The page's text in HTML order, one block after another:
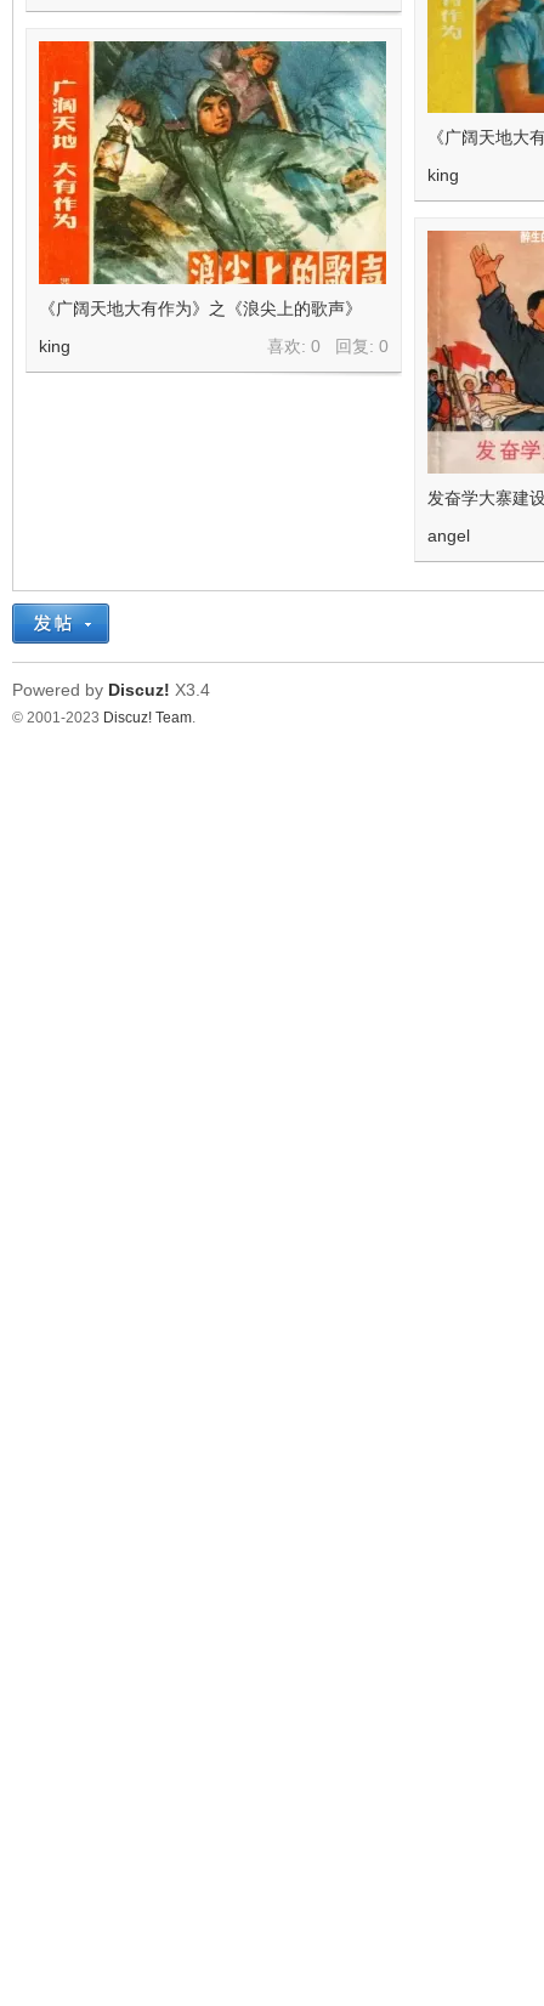
《广阔天地大
king
《广阔天地大有作为》之《浪尖上的歌声》
喜欢: 0 回复: 0
king
发奋学大寨建
angel
Powered by Discuz! X3.4
© 2001-2023 Discuz! Team.